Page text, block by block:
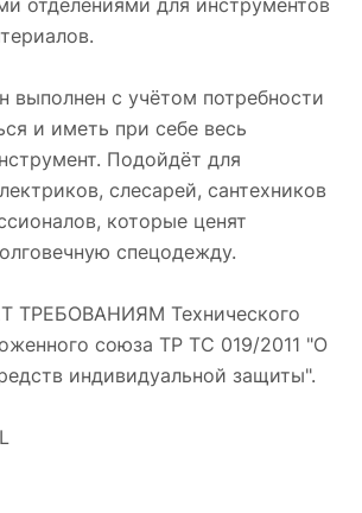
отделениями для инструментов
выполнен с учётом потребности
и иметь при себе весь
Подойдёт для
слесарей, сантехников
которые ценят
спецодежду.
ТРЕБОВАНИЯМ Технического
союза ТР ТС 019/2011 "О
индивидуальной защиты".